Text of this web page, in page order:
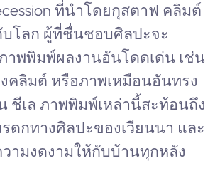
ที่นำโดยกุสตาฟ คลิมต์
บโลก ผู้ที่ชื่นชอบศิลปะจะ
าพพิมพ์ผลงานอันโดดเด่น เช่น
งคลิมต์ หรือภาพเหมือนอันทรง
ชีเล ภาพพิมพ์เหล่านี้สะท้อนถึง
ดกทางศิลปะของเวียนนา และ
วามงดงามให้กับบ้านทุกหลัง